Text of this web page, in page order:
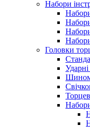
Набори
Головки